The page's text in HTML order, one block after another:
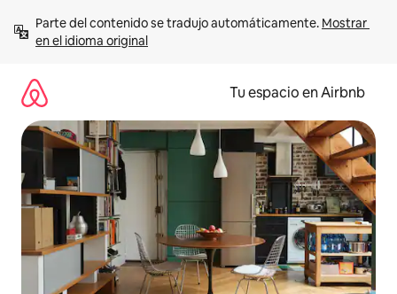
contenido
Parte del contenido se tradujo automáticamente. Mostrar
en el idioma original
Tu espacio en Airbnb